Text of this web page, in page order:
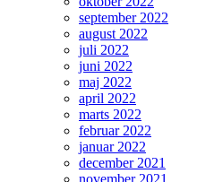
september 2022
august 2022
juli 2022
juni 2022
maj 2022
april 2022
marts 2022
februar 2022
januar 2022
december 2021
november 2021